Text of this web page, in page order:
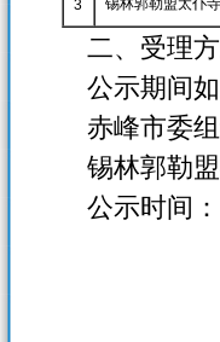
3 锡林郭勒盟太仆
二、受理方
公示期间如
赤峰市委组
锡林郭勒盟
公示时间：